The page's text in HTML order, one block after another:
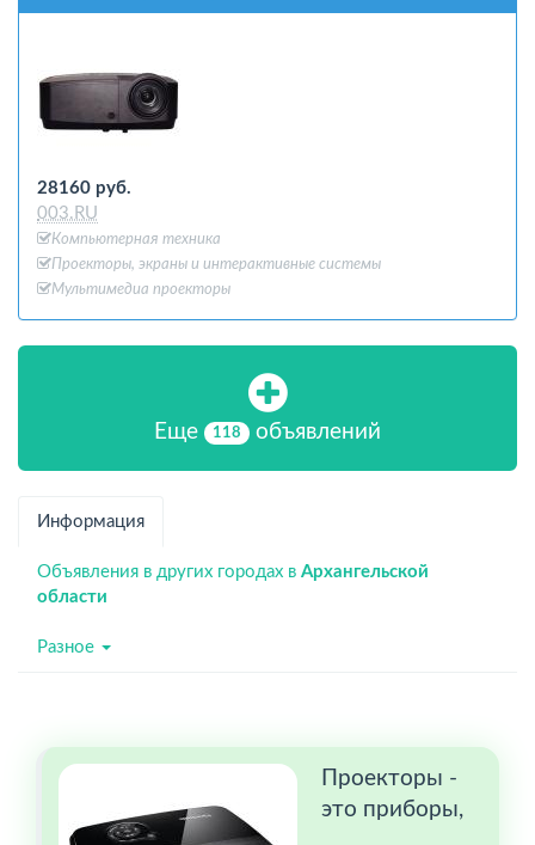
28160 руб.
003.RU
Компьютерная техника
Проекторы, экраны и интерактивные системы
Мультимедиа проекторы
Еще 118 объявлений
Информация
Объявления в других городах в Архангельской
области
Разное
Проекторы -
это приборы,